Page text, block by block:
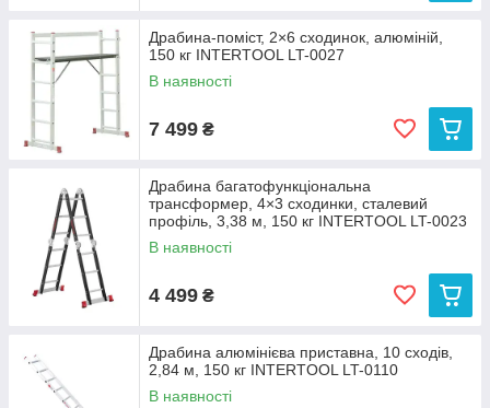
Драбина-поміст, 2×6 сходинок, алюміній,
150 кг INTERTOOL LT-0027
В наявності
7 499 ₴
Драбина багатофункціональна
трансформер, 4×3 сходинки, сталевий
профіль, 3,38 м, 150 кг INTERTOOL LT-0023
В наявності
4 499 ₴
Драбина алюмінієва приставна, 10 сходів,
2,84 м, 150 кг INTERTOOL LT-0110
В наявності